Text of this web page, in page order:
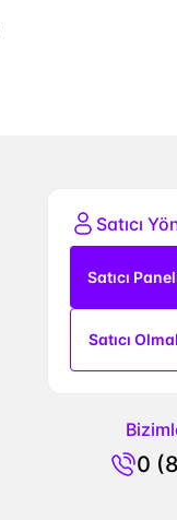
Satıcı
Satıcı
Satıcı
0